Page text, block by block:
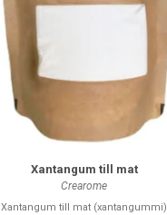
Xantangum till mat
Crearome
Xantangum till mat (xantangummi)